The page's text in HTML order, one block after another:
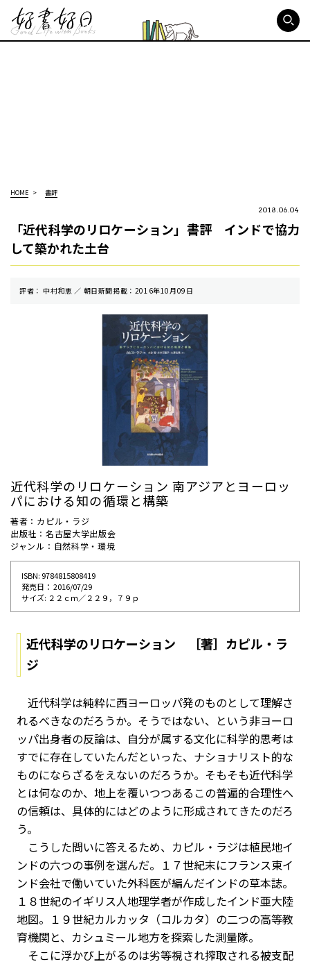
HOME 書評
2018.06.04
「近代科学のリロケーション」書評 インドで協力
して築かれた土台
評者： 中村和恵 ／ 朝⽇新聞掲載：2016年10月09日
近代科学のリロケーション 南アジアとヨーロッ
パにおける知の循環と構築
著者：カピル・ラジ
出版社：名古屋大学出版会
ジャンル：自然科学・環境
ISBN: 9784815808419
発売⽇： 2016/07/29
サイズ: ２２ｃｍ／２２９，７９ｐ
近代科学のリロケーション ［著］カピル・ラ
ジ
近代科学は純粋に西ヨーロッパ発のものとして理解さ
れるべきなのだろうか。そうではない、という非ヨーロ
ッパ出身者の反論は、自分が属する文化に科学的思考は
すでに存在していたんだといった、ナショナリスト的な
ものにならざるをえないのだろうか。そもそも近代科学
とは何なのか、地上を覆いつつあるこの普遍的合理性へ
の信頼は、具体的にはどのように形成されてきたのだろ
う。
こうした問いに答えるため、カピル・ラジは植民地イ
ンドの六つの事例を選んだ。１７世紀末にフランス東イ
ンド会社で働いていた外科医が編んだインドの草本誌。
１８世紀のイギリス人地理学者が作成したインド亜大陸
地図。１９世紀カルカッタ（コルカタ）の二つの高等教
育機関と、カシュミール地方を探索した測量隊。
そこに浮かび上がるのは劣等視され搾取される被支配